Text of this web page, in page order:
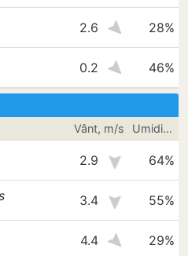
2.6 28%
0.2 46%
Vânt, m/s Umiditate
2.9 64%
3.4 55%
4.4 29%